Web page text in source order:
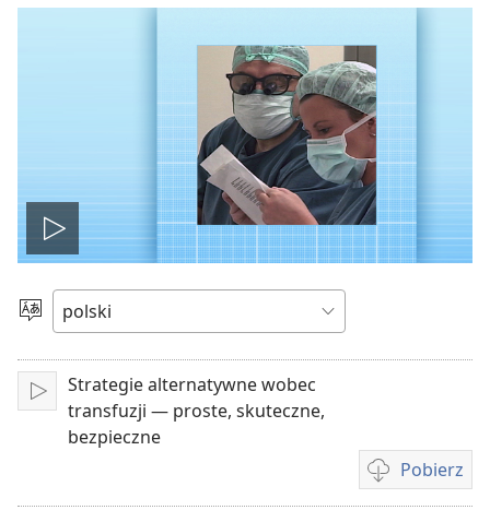
Odtwórz
wideo
Wybierz
język
Odtwarzaj
Strategie alternatywne wobec
transfuzji — proste, skuteczne,
bezpieczne
Pobierz
Opcje
pobierania